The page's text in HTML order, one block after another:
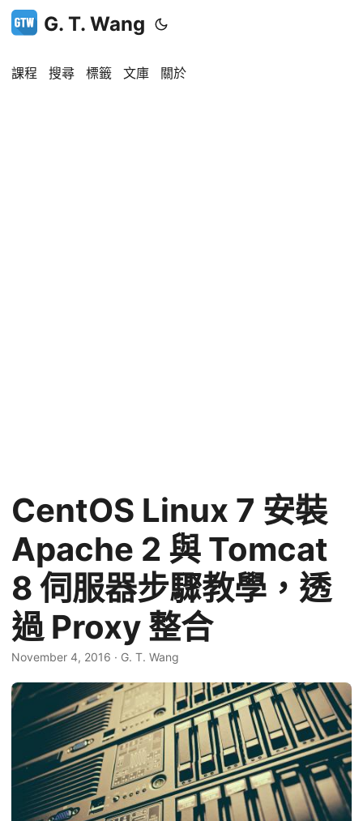
G. T. Wang
課程 搜尋 標籤 文庫 關於
CentOS Linux 7 安裝
Apache 2 與 Tomcat
8 伺服器步驟教學，透
過 Proxy 整合
November 4, 2016 · G. T. Wang